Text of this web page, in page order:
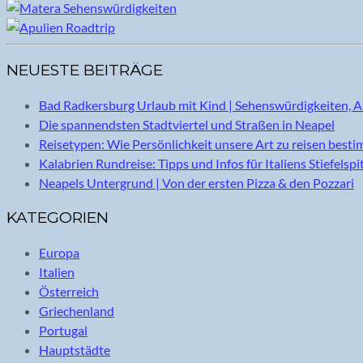
NEUESTE BEITRÄGE
Bad Radkersburg Urlaub mit Kind | Sehenswürdigkeiten,
Die spannendsten Stadtviertel und Straßen in Neapel
Reisetypen: Wie Persönlichkeit unsere Art zu reisen
Kalabrien Rundreise: Tipps und Infos für Italiens
Neapels Untergrund | Von der ersten Pizza & den Pozzari
KATEGORIEN
Europa
Italien
Österreich
Griechenland
Portugal
Hauptstädte